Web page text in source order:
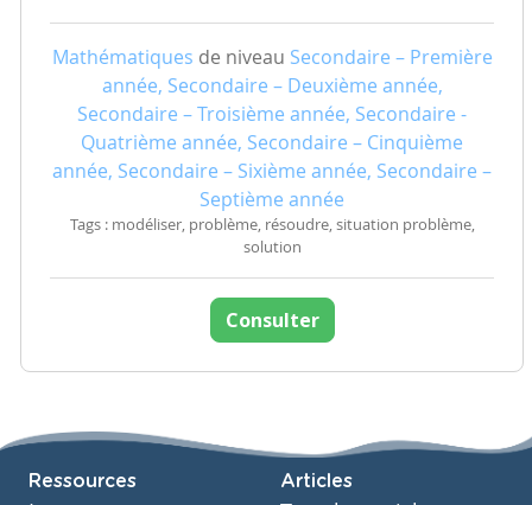
Mathématiques de niveau Secondaire – Première
année, Secondaire – Deuxième année,
Secondaire – Troisième année, Secondaire -
Quatrième année, Secondaire – Cinquième
année, Secondaire – Sixième année, Secondaire –
Septième année
Tags : modéliser, problème, résoudre, situation problème,
solution
Consulter
Ressources Articles